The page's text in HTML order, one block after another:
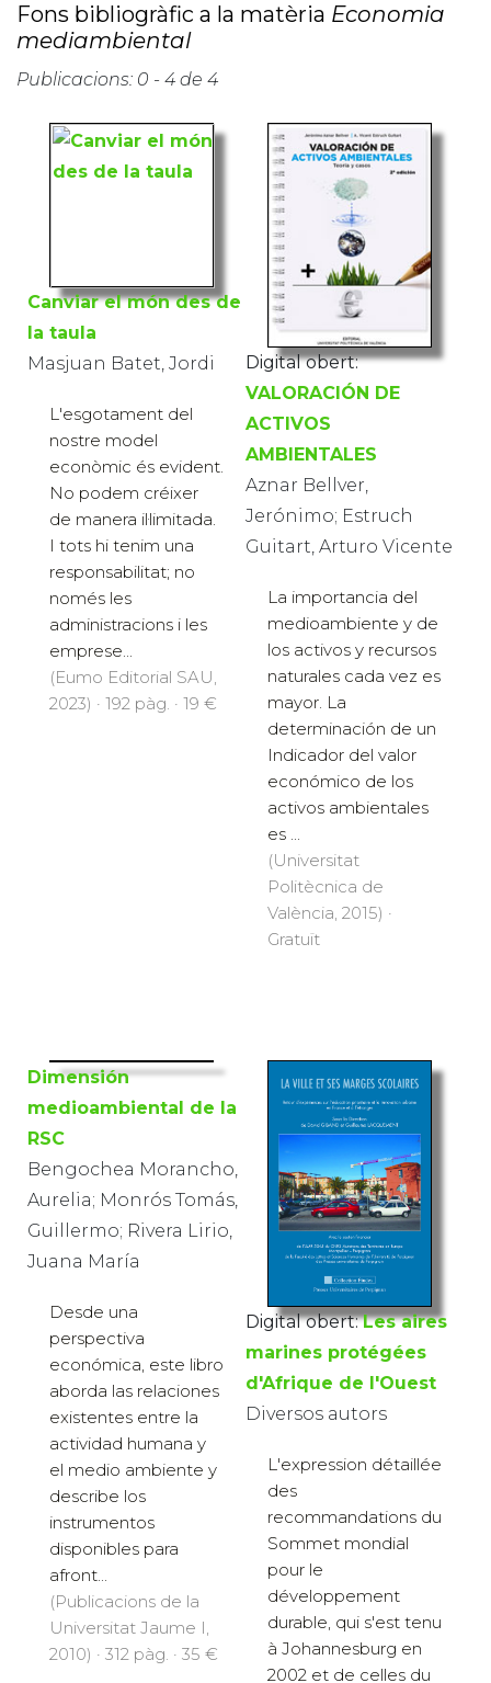
Fons bibliogràfic a la matèria Economia
mediambiental
Publicacions: 0 - 4 de 4
Canviar el món des de
la taula
Masjuan Batet, Jordi
L'esgotament del
nostre model
econòmic és evident.
No podem créixer
de manera il·limitada.
I tots hi tenim una
responsabilitat; no
només les
administracions i les
emprese...
(Eumo Editorial SAU,
2023) · 192 pàg. · 19 €
Digital obert:
VALORACIÓN DE
ACTIVOS
AMBIENTALES
Aznar Bellver,
Jerónimo; Estruch
Guitart, Arturo Vicente
La importancia del
medioambiente y de
los activos y recursos
naturales cada vez es
mayor. La
determinación de un
Indicador del valor
económico de los
activos ambientales
es ...
(Universitat
Politècnica de
València, 2015) ·
Gratuït
Dimensión
medioambiental de la
RSC
Bengochea Morancho,
Aurelia; Monrós Tomás,
Guillermo; Rivera Lirio,
Juana María
Desde una
perspectiva
económica, este libro
aborda las relaciones
existentes entre la
actividad humana y
el medio ambiente y
describe los
instrumentos
disponibles para
afront...
(Publicacions de la
Universitat Jaume I,
2010) · 312 pàg. · 35 €
Digital obert: Les aires
marines protégées
d'Afrique de l'Ouest
Diversos autors
L'expression détaillée
des
recommandations du
Sommet mondial
pour le
développement
durable, qui s'est tenu
à Johannesburg en
2002 et de celles du